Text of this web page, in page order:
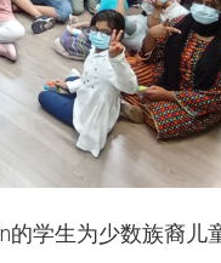
学生为少数族裔儿